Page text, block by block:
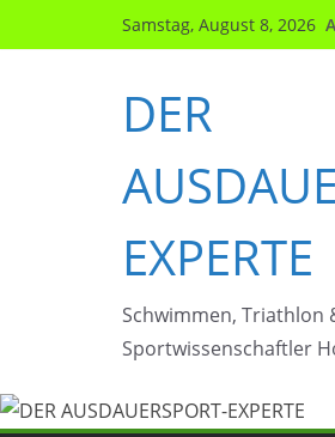
Inhalt
Samstag, August 8, 2026
DER
EXPERTE
Schwimmen, Triathlon
Sportwissenschaftler